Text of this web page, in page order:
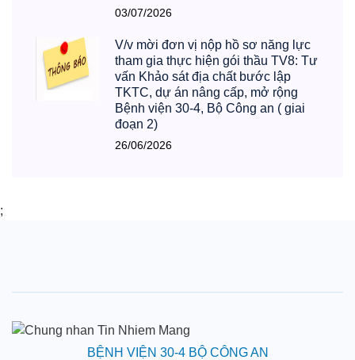
03/07/2026
V/v mời đơn vị nộp hồ sơ năng lực
tham gia thực hiện gói thầu TV8: Tư
vấn Khảo sát địa chất bước lập
TKTC, dự án nâng cấp, mở rộng
Bệnh viện 30-4, Bộ Công an ( giai
đoạn 2)
26/06/2026
;
BỆNH VIỆN 30-4 BỘ CÔNG AN